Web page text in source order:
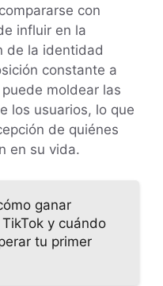
con
influir en la
de la identidad
constante a
moldear las
los usuarios, lo que
de quiénes
en su vida.
ganar
y cuándo
tu primer